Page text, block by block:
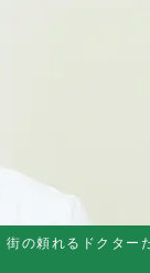
街の頼れるドクター